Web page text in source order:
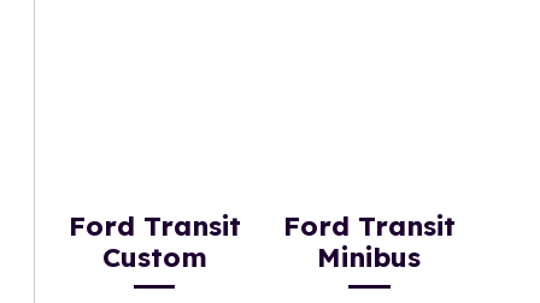
Ford Transit
Custom
Ford Transit
Minibus